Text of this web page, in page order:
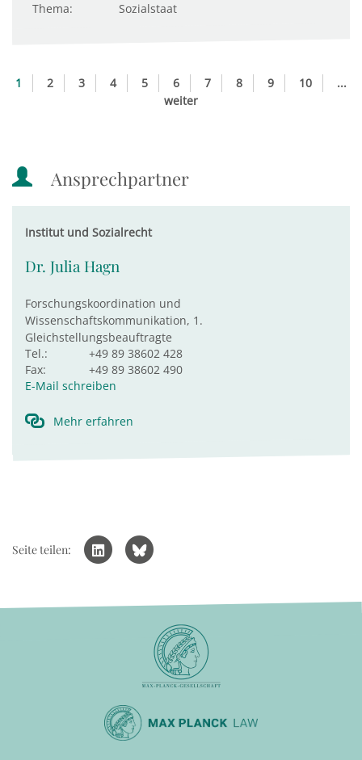
Thema:
Sozialstaat
1 2 3 4 5 6 7 8 9 10
...
weiter
Ansprechpartner
Institut und Sozialrecht
Dr. Julia Hagn
Forschungskoordination und
Wissenschaftskommunikation, 1.
Gleichstellungsbeauftragte
Tel.:
+49 89 38602 428
Fax:
+49 89 38602 490
E-Mail schreiben
Mehr erfahren
Seite teilen: